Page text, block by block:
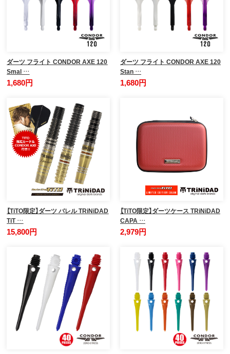
ダーツ フライト CONDOR AXE 120
Smal …
1,680円
ダーツ フライト CONDOR AXE 120
Stan …
1,680円
【TiTO限定】ダーツ バレル TRiNiDAD
TiT …
15,800円
【TiTO限定】ダーツケース TRiNiDAD
CAPA …
2,979円